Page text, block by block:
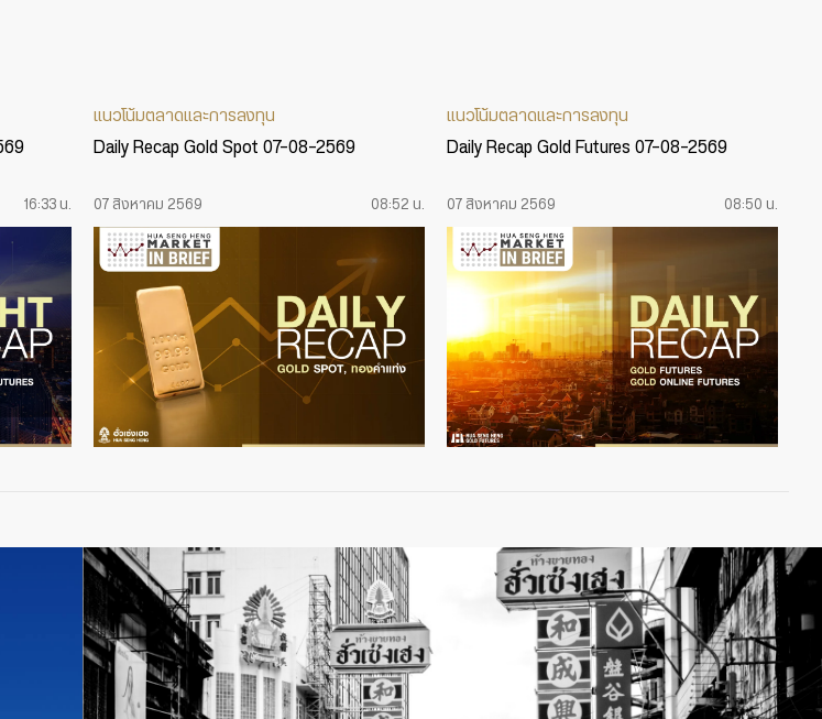
16:33 น.
แนวโน้มตลาดและการลงทุน
Daily Recap Gold Spot 07-08-2569
07 สิงหาคม 2569 08:52 น.
แนวโน้มตลาดและการลงทุน
Daily Recap Gold Futures 07-08-2569
07 สิงหาคม 2569 08:50 น.